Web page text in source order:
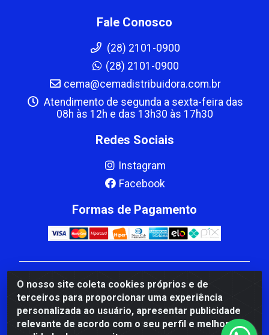
O nosso site coleta cookies próprios e de
terceiros para proporcionar uma experiência
personalizada ao usuário, apresentar publicidade
relevante de acordo com o seu perfil e melhorar a
Fale Conosco
(28) 2101-0900
(28) 2101-0900
cema@cemadistribuidora.com.br
Atendimento de segunda a sexta-feira das
08h às 12h e das 13h30 às 17h30
Redes Sociais
Instagram
Facebook
Formas de Pagamento
CBP MACEDO COMERCIO PEÇAS LTDA Matriz - av
Mauro Miranda Madureira, 1249 - Coramara , Cachoeiro
de Itapemirim/ES - CEP 29.311-310 - CNPJ
00.502.680/0001-41